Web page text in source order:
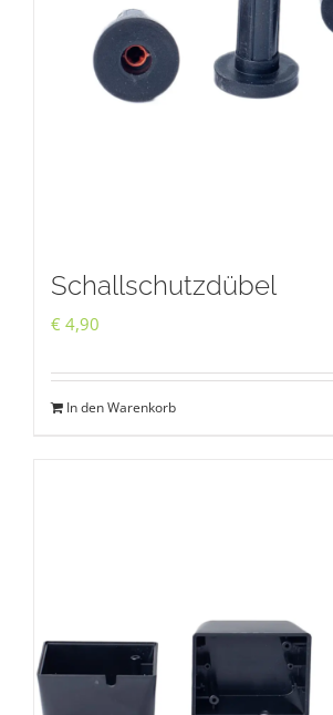
Schallschutzdübel
€ 4,90
In den Warenkorb